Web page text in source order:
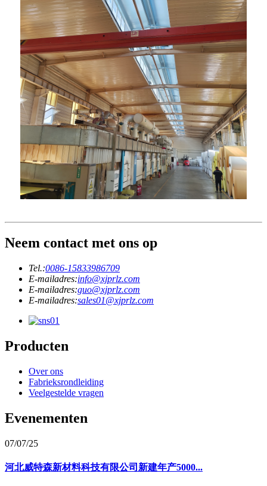
Neem contact met ons op
Tel.:0086-15833986709
E-mailadres:info@xjprlz.com
E-mailadres:guo@xjprlz.com
E-mailadres:sales01@xjprlz.com
Producten
Over ons
Fabrieksrondleiding
Veelgestelde vragen
Evenementen
07/07/25
河北威特森新材料科技有限公司新建年产5000...